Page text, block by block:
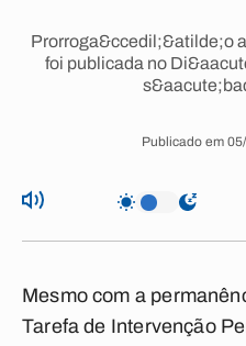
Prorroga&ccedil;&atilde;o
foi publicada no
Publicado em
Mesmo com a
Tarefa de Intervenção